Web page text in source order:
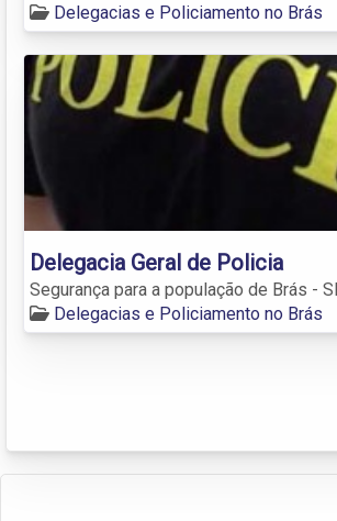
Delegacias e Policiamento no Brás
Delegacia Geral de Policia
Segurança para a população de Brás -
Delegacias e Policiamento no Brás